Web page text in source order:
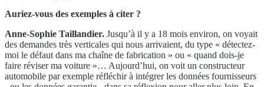
Auriez-vous des exemples à citer ?
Anne-Sophie Taillandier. Jusqu’à il y a 18 mois environ, on voyait
des demandes très verticales qui nous arrivaient, du type « détectez-
moi le défaut dans ma chaîne de fabrication » ou « quand dois-je
faire réviser ma voiture »… Aujourd’hui, on voit un constructeur
automobile par exemple réfléchir à intégrer les données fournisseurs